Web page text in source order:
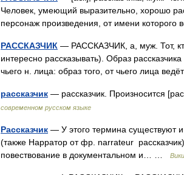
Человек, умеющий выразительно, хорошо
персонаж произведения, от имени
РАССКАЗЧИК — РАССКАЗЧИК, а, муж. Тот,
интересно рассказывать). Образ
чьего н. лица: образ того, от чьего лица
рассказчик — рассказчик. Произносится
современном русском языке
Рассказчик — У этого термина существуют и
(также Нарратор от фр. narrateur
повествование в документальном и… …